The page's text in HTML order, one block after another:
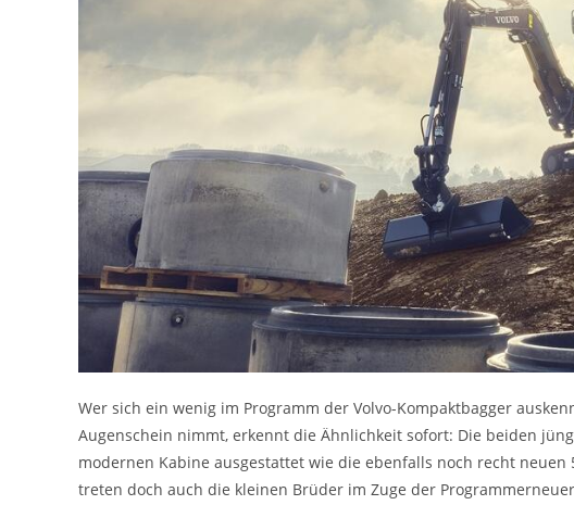
Wer sich ein wenig im Programm der Volvo-Kompaktbagger
Augenschein nimmt, erkennt die Ähnlichkeit sofort: Die beiden
modernen Kabine ausgestattet wie die ebenfalls noch recht neuen
treten doch auch die kleinen Brüder im Zuge der